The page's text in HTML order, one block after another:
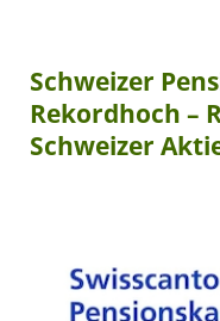
Schweizer
Rekordhoch –
Schweizer